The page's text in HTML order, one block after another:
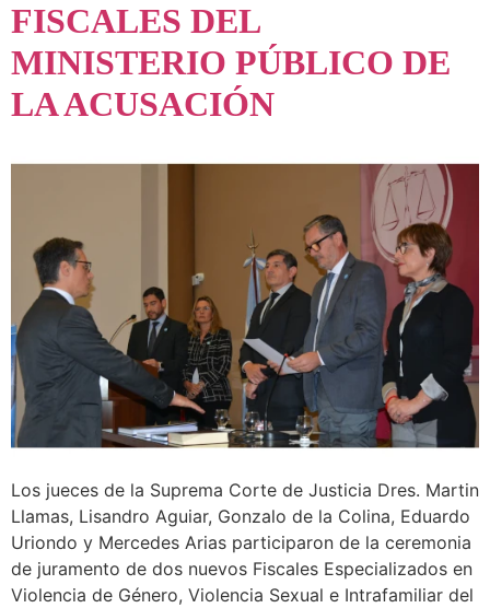
FISCALES DEL
MINISTERIO PÚBLICO DE
LA ACUSACIÓN
Los jueces de la Suprema Corte de Justicia Dres. Martin
Llamas, Lisandro Aguiar, Gonzalo de la Colina, Eduardo
Uriondo y Mercedes Arias participaron de la ceremonia
de juramento de dos nuevos Fiscales Especializados en
Violencia de Género, Violencia Sexual e Intrafamiliar del